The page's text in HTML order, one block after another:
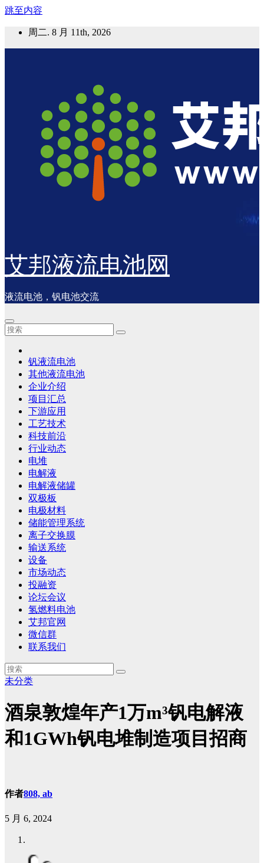
跳至内容
周二. 8 月 11th, 2026
艾邦液流电池网
液流电池，钒电池交流
钒液流电池
其他液流电池
企业介绍
项目汇总
下游应用
工艺技术
科技前沿
行业动态
电堆
电解液
电解液储罐
双极板
电极材料
储能管理系统
离子交换膜
输送系统
设备
市场动态
投融资
论坛会议
氢燃料电池
艾邦官网
微信群
联系我们
未分类
酒泉敦煌年产1万m³钒电解液
和1GWh钒电堆制造项目招商
作者808, ab
5 月 6, 2024